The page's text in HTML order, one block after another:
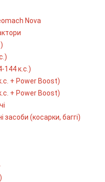
Nova
144 к.с.)
+ Power Boost)
+ Power Boost)
засоби (косарки, баггі)